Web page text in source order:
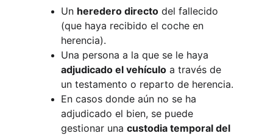
Un heredero directo del fallecido
(que haya recibido el coche en
herencia).
Una persona a la que se le haya
adjudicado el vehículo a través de
un testamento o reparto de herencia.
En casos donde aún no se ha
adjudicado el bien, se puede
gestionar una custodia temporal del